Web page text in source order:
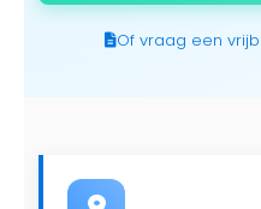
Of vraag een